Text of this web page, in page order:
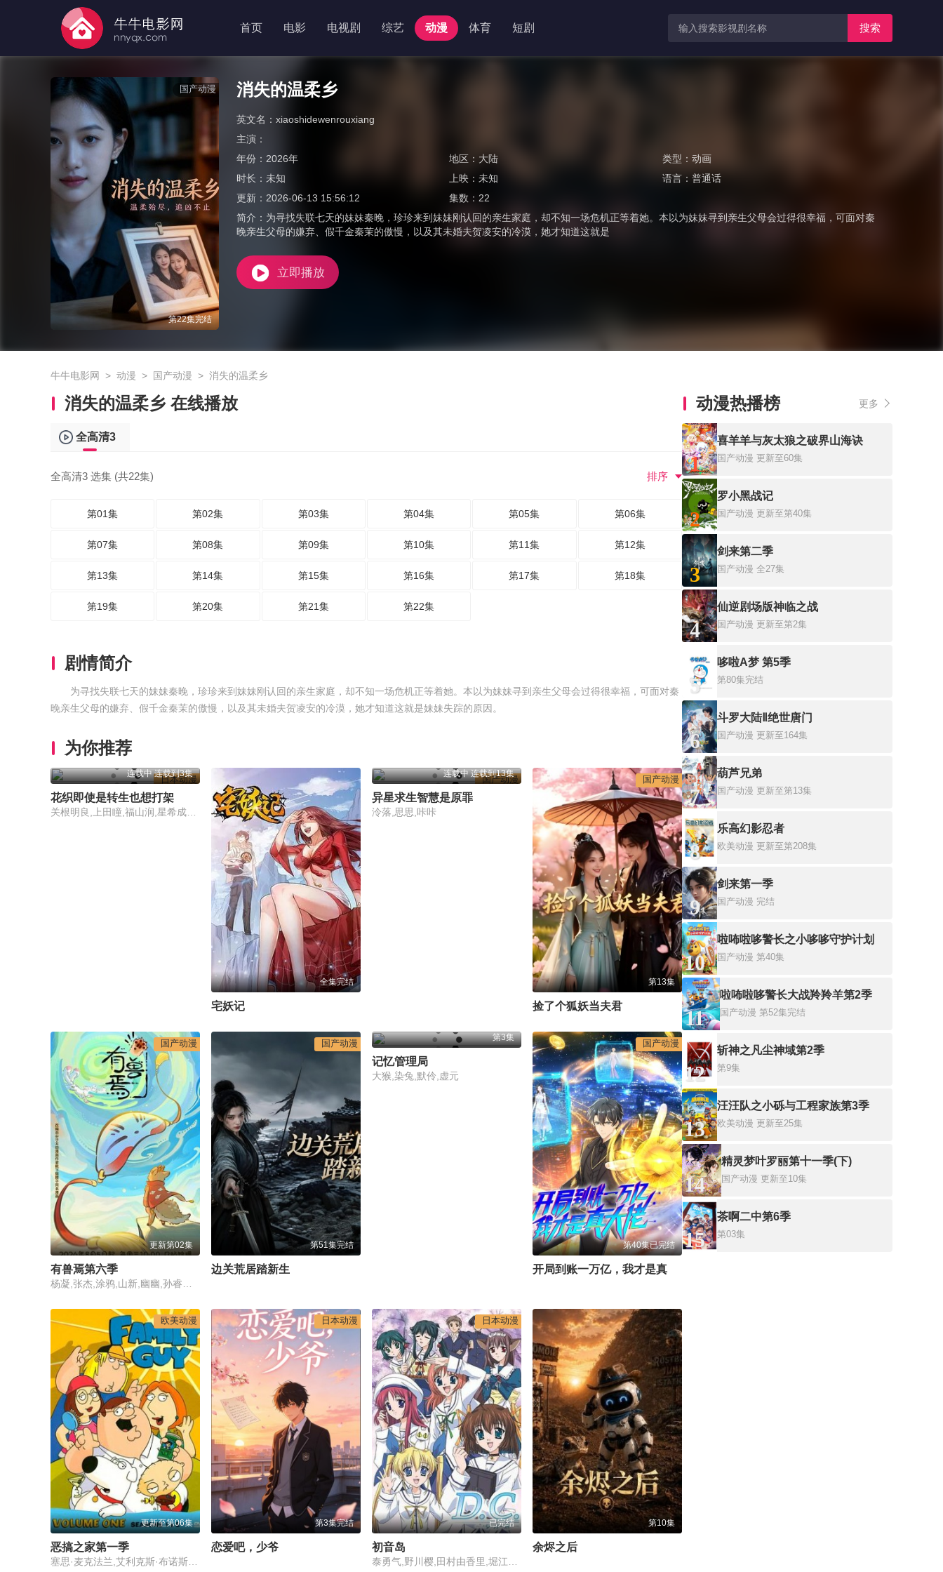
首页 电影 电视剧 综艺 动漫 体育 短剧 搜索
国产动漫
第22集完结
消失的温柔乡
英文名： xiaoshidewenrouxiang
主演：
年份： 2026年 地区： 大陆 类型： 动画
时长： 未知 上映：未知 语言： 普通话
更新： 2026-06-13 15:56:12 集数： 22
简介： 为寻找失联七天的妹妹秦晚，珍珍来到妹妹刚认回的亲生家庭，却不知一场危机正等着她。本以为妹妹寻到亲生父母会过得很幸福，可面对秦
晚亲生父母的嫌弃、假千金秦茉的傲慢，以及其未婚夫贺凌安的冷漠，她才知道这就是
立即播放
牛牛电影网 > 动漫 > 国产动漫 > 消失的温柔乡
消失的温柔乡 在线播放
全高清3
全高清3 选集 (共22集) 排序
第01集 第02集 第03集 第04集 第05集 第06集
第07集 第08集 第09集 第10集 第11集 第12集
第13集 第14集 第15集 第16集 第17集 第18集
第19集 第20集 第21集 第22集
剧情简介
为寻找失联七天的妹妹秦晚，珍珍来到妹妹刚认回的亲生家庭，却不知一场危机正等着她。本以为妹妹寻到亲生父母会过得很幸福，可面对秦
晚亲生父母的嫌弃、假千金秦茉的傲慢，以及其未婚夫贺凌安的冷漠，她才知道这就是妹妹失踪的原因。
为你推荐
日本动漫
连载中 连载到3集
花织即使是转生也想打架
全集完结
宅妖记
国产动漫
连载中 连载到13集
异星求生智慧是原罪
泠落,思思,咔咔
国产动漫
第13集
捡了个狐妖当夫君
国产动漫
更新第02集
有兽焉第六季
国产动漫
第51集完结
边关荒居踏新生
第3集
记忆管理局
大猴,染兔,默伶,虚元
国产动漫
第40集已完结
欧美动漫
更新至第06集
恶搞之家第一季
日本动漫
第3集完结
恋爱吧，少爷
日本动漫
已完结
初音岛
第10集
余烬之后
动漫热播榜 更多
1
喜羊羊与灰太狼之破界山海诀
国产动漫 更新至60集
2
罗小黑战记
国产动漫 更新至第40集
3
剑来第二季
国产动漫 全27集
4
仙逆剧场版神临之战
国产动漫 更新至第2集
5
哆啦A梦 第5季
第80集完结
6
斗罗大陆Ⅱ绝世唐门
国产动漫 更新至164集
7
葫芦兄弟
国产动漫 更新至第13集
8
乐高幻影忍者
欧美动漫 更新至第208集
9
剑来第一季
国产动漫 完结
10
啦咘啦哆警长之小哆哆守护计划
国产动漫 第40集
11
啦咘啦哆警长大战羚羚羊第2季
国产动漫 第52集完结
12
斩神之凡尘神域第2季
第9集
13
汪汪队之小砾与工程家族第3季
欧美动漫 更新至25集
14
精灵梦叶罗丽第十一季(下)
国产动漫 更新至10集
15
茶啊二中第6季
第03集